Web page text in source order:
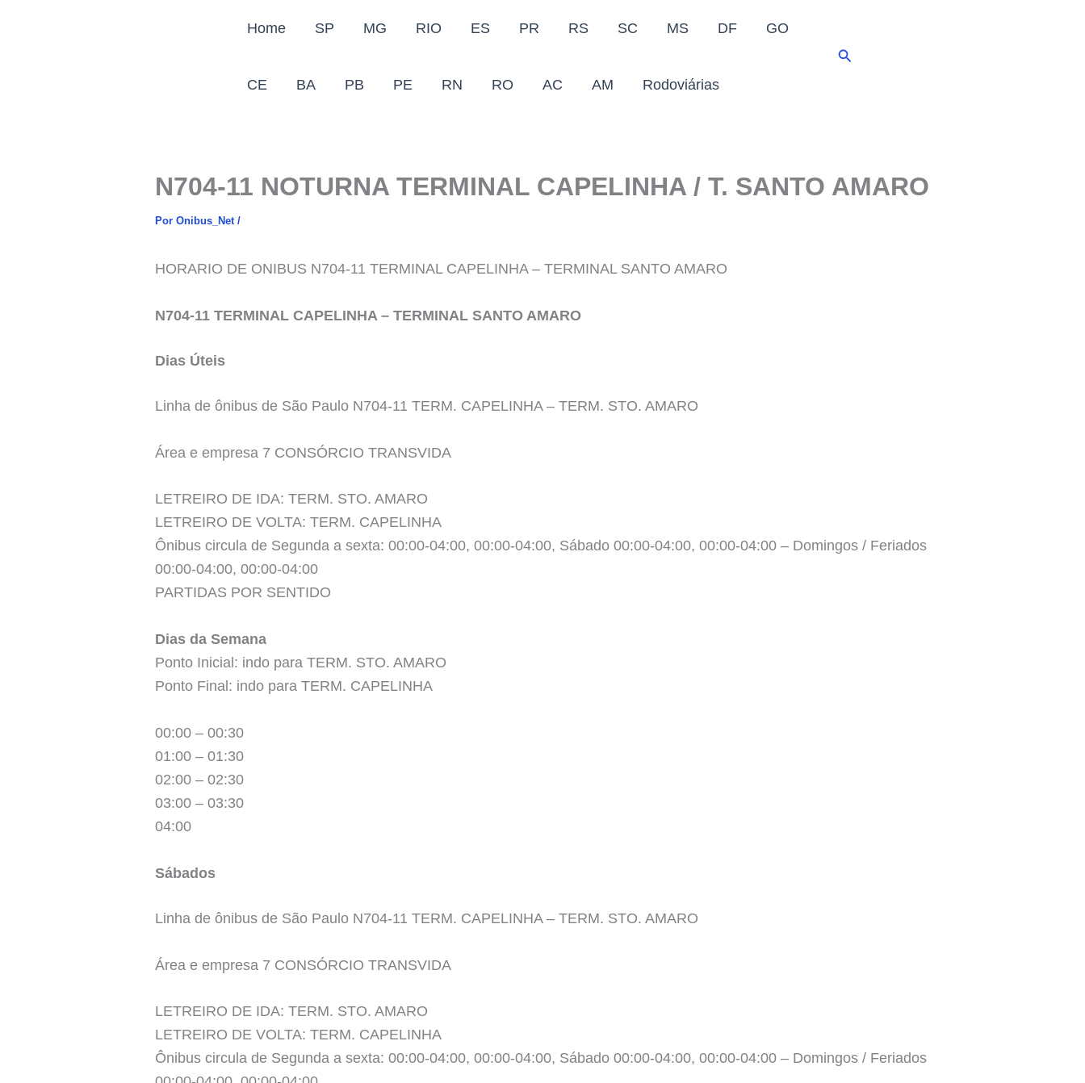
Home SP MG RIO ES PR RS SC MS DF GO
CE BA PB PE RN RO AC AM Rodoviárias
Pesquisar
N704-11 NOTURNA TERMINAL CAPELINHA / T. SANTO AMARO
Por Onibus_Net /
HORARIO DE ONIBUS N704-11 TERMINAL CAPELINHA – TERMINAL SANTO AMARO
N704-11 TERMINAL CAPELINHA – TERMINAL SANTO AMARO
Dias Úteis
Linha de ônibus de São Paulo N704-11 TERM. CAPELINHA – TERM. STO. AMARO
Área e empresa 7 CONSÓRCIO TRANSVIDA
LETREIRO DE IDA: TERM. STO. AMARO
LETREIRO DE VOLTA: TERM. CAPELINHA
Ônibus circula de Segunda a sexta: 00:00-04:00, 00:00-04:00, Sábado 00:00-04:00, 00:00-04:00 – Domingos / Feriados
00:00-04:00, 00:00-04:00
PARTIDAS POR SENTIDO
Dias da Semana
Ponto Inicial: indo para TERM. STO. AMARO
Ponto Final: indo para TERM. CAPELINHA
00:00 – 00:30
01:00 – 01:30
02:00 – 02:30
03:00 – 03:30
04:00
Sábados
Linha de ônibus de São Paulo N704-11 TERM. CAPELINHA – TERM. STO. AMARO
Área e empresa 7 CONSÓRCIO TRANSVIDA
LETREIRO DE IDA: TERM. STO. AMARO
LETREIRO DE VOLTA: TERM. CAPELINHA
Ônibus circula de Segunda a sexta: 00:00-04:00, 00:00-04:00, Sábado 00:00-04:00, 00:00-04:00 – Domingos / Feriados